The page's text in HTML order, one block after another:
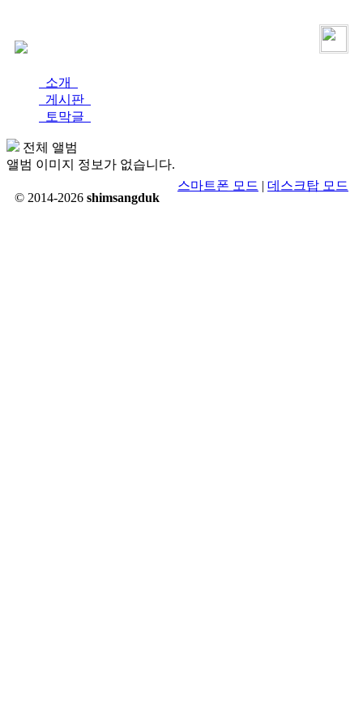
소개
게시판
토막글
전체 앨범
앨범 이미지 정보가 없습니다.
© 2014-2026 shimsangduk
스마트폰 모드 | 데스크탑 모드